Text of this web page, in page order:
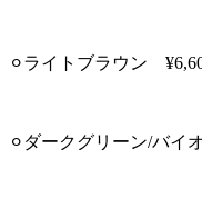
⚪︎ライトブラウン
⚪︎ダークグリーン/バイ